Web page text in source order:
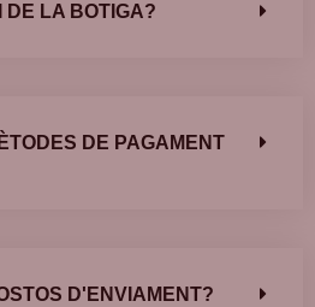
DE LA BOTIGA?
DE PAGAMENT
D'ENVIAMENT?